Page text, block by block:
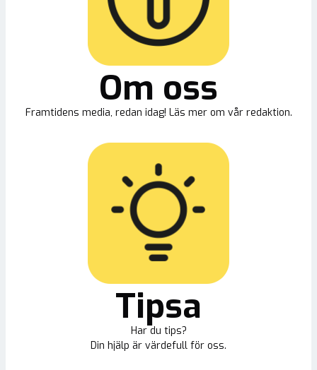
Om oss
Framtidens media, redan idag! Läs mer om vår redaktion.
Tipsa
Har du tips?
Din hjälp är värdefull för oss.